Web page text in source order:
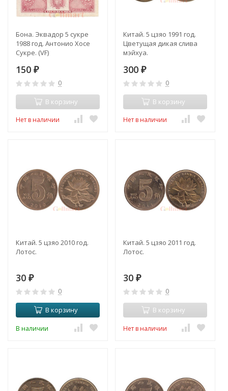
Бона. Эквадор 5 сукре
1988 год. Антонио Хосе
Сукре. (VF)
150 ₽
0
В корзину
Нет в наличии
Китай. 5 цзяо 1991 год.
Цветущая дикая слива
мэйхуа.
300 ₽
0
В корзину
Нет в наличии
Китай. 5 цзяо 2010 год.
Лотос.
30 ₽
0
В корзину
В наличии
Китай. 5 цзяо 2011 год.
Лотос.
30 ₽
0
В корзину
Нет в наличии